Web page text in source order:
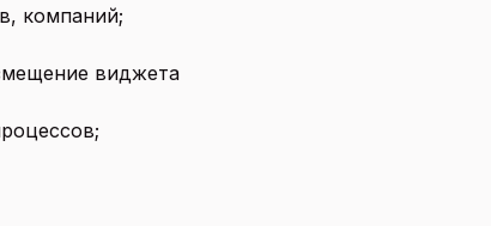
компаний;
виджета